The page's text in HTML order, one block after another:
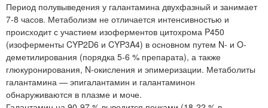
Период полувыведения у галантамина двухфазный и занимает
7-8 часов. Метаболизм не отличается интенсивностью и
происходит с участием изоферментов цитохрома P450
(изоферменты CYP2D6 и CYP3A4) в основном путем N- и O-
деметилирования (порядка 5-6 % препарата), а также
глюкуронирования, N-окисления и эпимеризации. Метаболиты
галантамина — эпигалантамин и галантаминон
обнаруживаются в плазме и моче.